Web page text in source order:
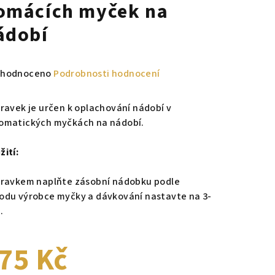
myček na
Podrobnosti hodnocení
je určen k oplachování nádobí v
myčkách na nádobí.
naplňte zásobní nádobku podle
výrobce myčky a dávkování nastavte na 3-
Kč